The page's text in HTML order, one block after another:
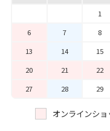
1
6
7 8
13
14 15
20
21 22
27
28 29
オンラインシ